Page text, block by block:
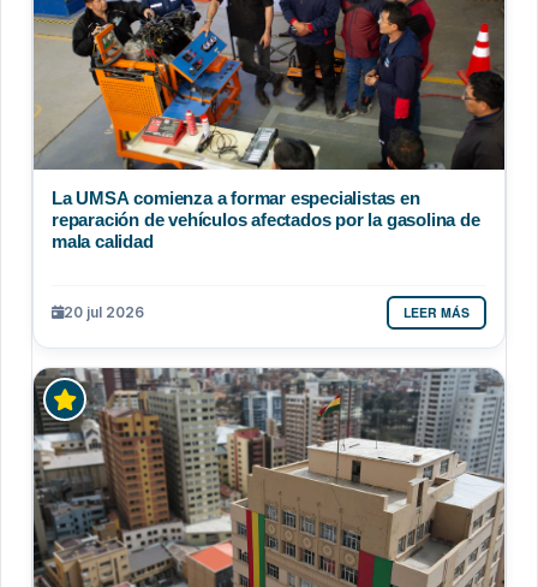
La UMSA comienza a formar especialistas en
reparación de vehículos afectados por la gasolina de
mala calidad
20 jul 2026 LEER MÁS